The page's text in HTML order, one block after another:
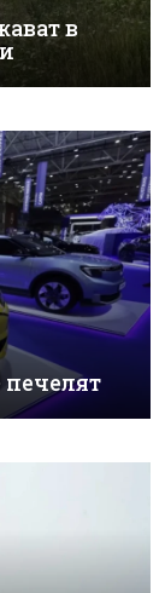
в
печелят